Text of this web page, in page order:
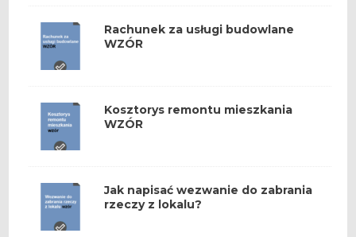
Rachunek za usługi budowlane
WZÓR
Kosztorys remontu mieszkania
WZÓR
Jak napisać wezwanie do zabrania
rzeczy z lokalu?